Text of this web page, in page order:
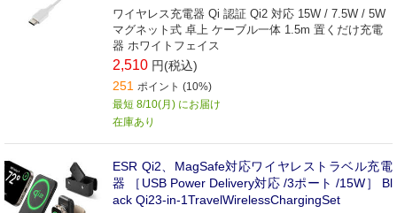
ワイヤレス充電器 Qi 認証 Qi2 対応 15W / 7.5W / 5W
マグネット式 卓上 ケーブル一体 1.5m 置くだけ充電
器 ホワイトフェイス
2,510 円(税込)
251 ポイント (10%)
最短 8/10(月) にお届け
在庫あり
ESR Qi2、MagSafe対応ワイヤレストラベル充電
器 ［USB Power Delivery対応 /3ポート /15W］ Bl
ack Qi23-in-1TravelWirelessChargingSet